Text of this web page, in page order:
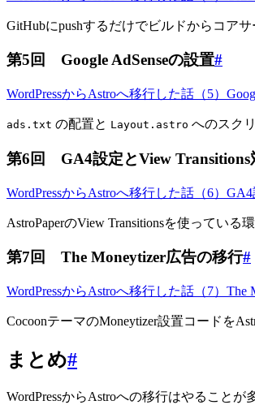
GitHubにpushするだけでビルドからコア
第5回 Google AdSenseの設置#
WordPressからAstroへ移行した話（5）
ads.txt の配置と Layout.astro へのスク
第6回 GA4設定とView Transitions
WordPressからAstroへ移行した話（6）
AstroPaperのView Transitionsを使ってい
第7回 The Moneytizer広告の移行#
WordPressからAstroへ移行した話（7）The
CocoonテーマのMoneytizer設置コードを
まとめ#
WordPressからAstroへの移行はやること